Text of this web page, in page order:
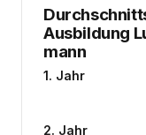
Ausbildung
mann
1. Jahr
2. Jahr